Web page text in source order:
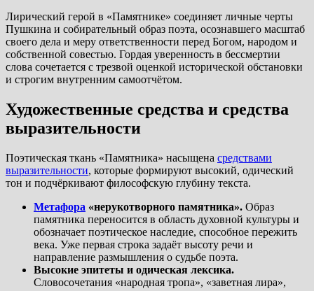
Лирический герой в «Памятнике» соединяет личные черты
Пушкина и собирательный образ поэта, осознавшего масштаб
своего дела и меру ответственности перед Богом, народом и
собственной совестью. Гордая уверенность в бессмертии
слова сочетается с трезвой оценкой исторической обстановки
и строгим внутренним самоотчётом.
Художественные средства и средства
выразительности
Поэтическая ткань «Памятника» насыщена средствами
выразительности, которые формируют высокий, одический
тон и подчёркивают философскую глубину текста.
Метафора «нерукотворного памятника». Образ
памятника переносится в область духовной культуры и
обозначает поэтическое наследие, способное пережить
века. Уже первая строка задаёт высоту речи и
направление размышления о судьбе поэта.
Высокие эпитеты и одическая лексика.
Словосочетания «народная тропа», «заветная лира»,